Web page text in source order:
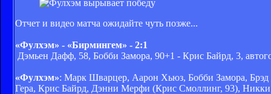
Отчет и видео матча ожидайте чуть позже...
«Фулхэм» - «Бирмингем» - 2:1
Дэмьен Дафф, 58, Бобби Замора, 90+1 - Крис Байрд, 3,
«Фулхэм»: Марк Шварцер, Аарон Хьюз, Бобби Замора,
Гера, Крис Байрд, Дэнни Мерфи (Крис Смоллинг, 93),